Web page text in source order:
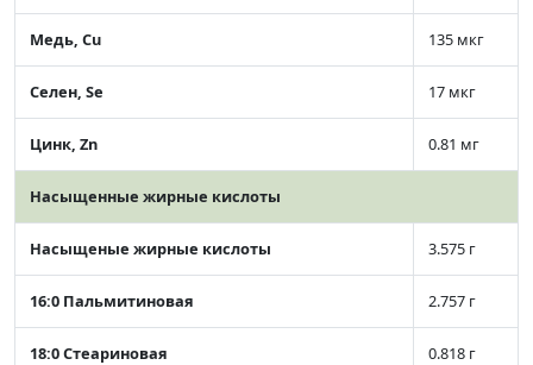
Медь, Cu 135 мкг
Селен, Se 17 мкг
Цинк, Zn 0.81 мг
Насыщенные жирные кислоты
Насыщеные жирные кислоты 3.575 г
16:0 Пальмитиновая 2.757 г
18:0 Стеариновая 0.818 г